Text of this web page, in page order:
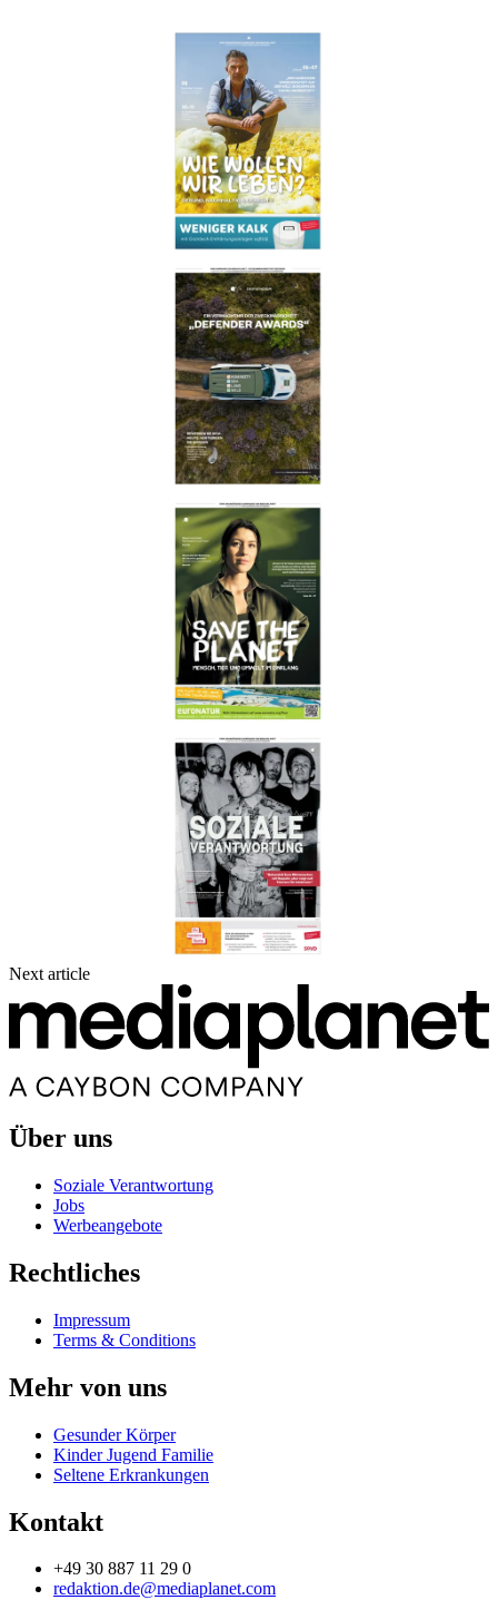
Next article
Über uns
Soziale Verantwortung
Jobs
Werbeangebote
Rechtliches
Impressum
Terms & Conditions
Mehr von uns
Gesunder Körper
Kinder Jugend Familie
Seltene Erkrankungen
Kontakt
+49 30 887 11 29 0
redaktion.de@mediaplanet.com